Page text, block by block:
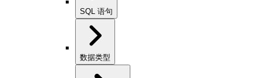
SQL 语句
数据类型